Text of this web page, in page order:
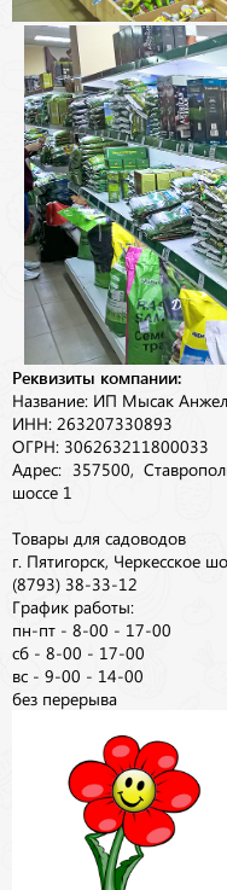
Реквизиты компании:
Название: ИП Мысак
ИНН: 263207330893
ОГРН: 306263211800033
Адрес: 357500,
шоссе 1
Товары для садоводов
г. Пятигорск, Черкесское
(8793) 38-33-12
График работы:
пн-пт - 8-00 - 17-00
сб - 8-00 - 17-00
вс - 9-00 - 14-00
без перерыва